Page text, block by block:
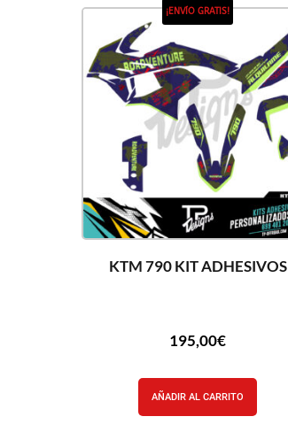
¡ENVÍO GRATIS!
KTM 790 KIT ADHESIVOS
195,00€
AÑADIR AL CARRITO